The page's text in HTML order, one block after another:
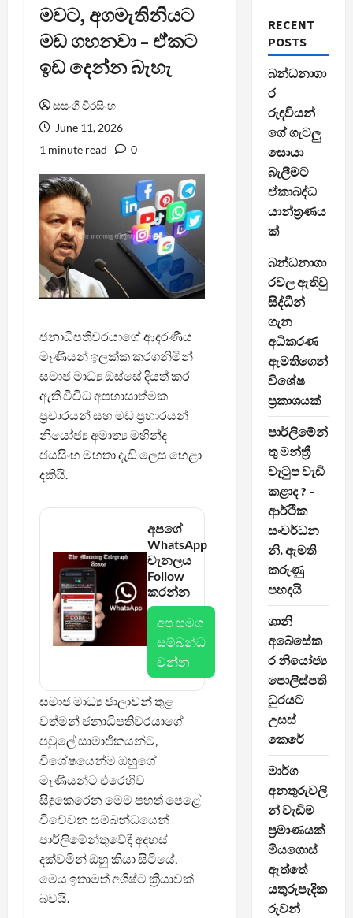
මවට, අගමැතිනියට
මඩ ගහනවා – ඒකට
ඉඩ දෙන්න බැහැ
සසංගි වීරසිංහ
June 11, 2026
1 minute read
0
ජනාධිපතිවරයාගේ ආදරණීය
මෑණියන් ඉලක්ක කරගනිමින්
සමාජ මාධ්‍ය ඔස්සේ දියත් කර
ඇති විවිධ අපහාසාත්මක
ප්‍රචාරයන් සහ මඩ ප්‍රහාරයන්
නියෝජ්‍ය අමාත්‍ය මහින්ද
ජයසිංහ මහතා දැඩි ලෙස හෙළා
දකියි.
අපගේ
WhatsApp
චැනලය
Follow
කරන්න
අප සමග
සම්බන්ධ
වන්න
සමාජ මාධ්‍ය ජාලාවන් තුළ
වත්මන් ජනාධිපතිවරයාගේ
පවුලේ සාමාජිකයන්ට,
විශේෂයෙන්ම ඔහුගේ
මෑණියන්ට එරෙහිව
සිදුකෙරෙන මෙම පහත් පෙළේ
විවේචන සම්බන්ධයෙන්
පාර්ලිමේන්තුවේදී අදහස්
දක්වමින් ඔහු කියා සිටියේ,
මෙය ඉතාමත් අශිෂ්ට ක්‍රියාවක්
බවයි.
RECENT
POSTS
බන්ධනාගා
ර
රුඳවියන්
ගේ ගැටලු
සොයා
බැලීමට
ඒකාබද්ධ
යාන්ත්‍රණය
ක්
බන්ධනාගා
රවල ඇතිවු
සිද්ධීන්
ගැන
අධිකරණ
ඇමතිගෙන්
විශේෂ
ප්‍රකාශයක්
පාර්ලිමේන්
තු මන්ත්‍රී
වැටුප වැඩි
කළාද ? –
ආර්ථික
සංවර්ධන
නි. ඇමති
කරුණු
පහදයි
ශානි
අබේසේක
ර නියෝජ්‍ය
පොලිස්පති
ධුරයට
උසස්
කෙරේ
මාර්ග
අනතුරුවලි
න් වැඩිම
ප්‍රමාණයක්
මියගොස්
ඇත්තේ
යතුරුපැදික
රුවන්